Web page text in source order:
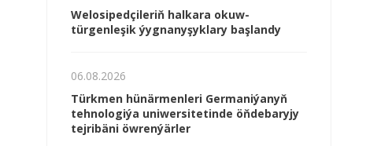
Welosipedçileriň halkara okuw-
türgenleşik ýygnanyşyklary başlandy
06.08.2026
Türkmen hünärmenleri Germaniýanyň
tehnologiýa uniwersitetinde öňdebaryjy
tejribäni öwrenýärler